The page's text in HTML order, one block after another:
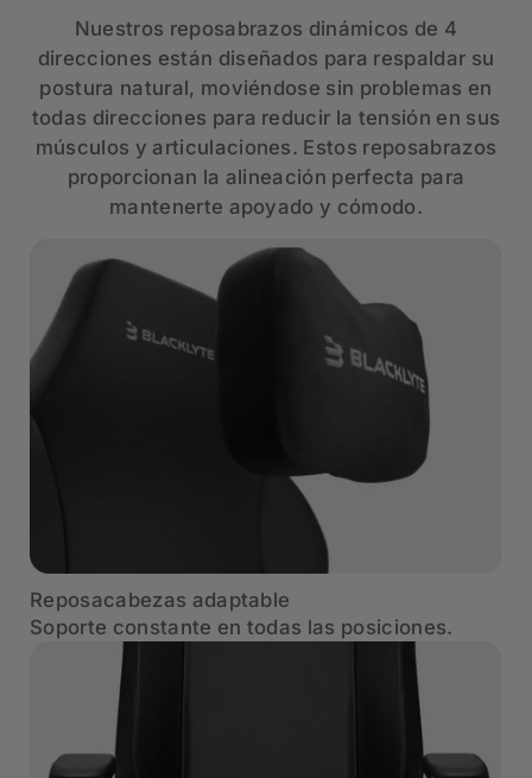
Nuestros reposabrazos dinámicos de 4
direcciones están diseñados para respaldar su
postura natural, moviéndose sin problemas en
todas direcciones para reducir la tensión en sus
músculos y articulaciones. Estos reposabrazos
proporcionan la alineación perfecta para
mantenerte apoyado y cómodo.
Reposacabezas adaptable
Soporte constante en todas las posiciones.